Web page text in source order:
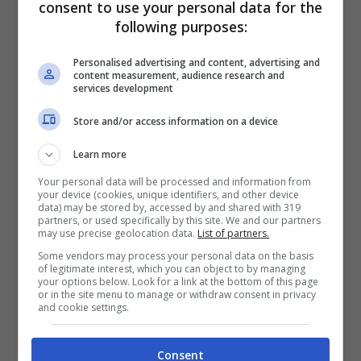
cresce quanto più ci addentriamo in
più profonde. A volte, però, anche gli squali –
in Italia – si ritrovano a seguire una rotta
alternativa, e che li porta altrettanto
frequentemente verso acque meno profonde
favorendo così il nostro incontro con essi,
anche a poca distanza dalla riva.
Hai paura degli squali? I
protagonisti della mitologia
Hawaiana nel Mediterraneo
Quello che dovrebbe quindi rassicurarci, al di
consent to use your personal data for the
following purposes:
Personalised advertising and content, advertising and
content measurement, audience research and
services development
Store and/or access information on a device
Learn more
Your personal data will be processed and information from
your device (cookies, unique identifiers, and other device
data) may be stored by, accessed by and shared with 319
partners, or used specifically by this site. We and our partners
may use precise geolocation data. List of partners.
Some vendors may process your personal data on the basis
of legitimate interest, which you can object to by managing
your options below. Look for a link at the bottom of this page
or in the site menu to manage or withdraw consent in privacy
and cookie settings.
Consent